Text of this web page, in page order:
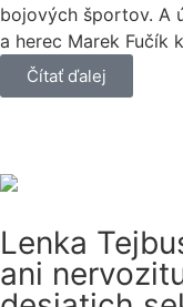
bojových športov. A
a herec Marek Fučík
Čítať ďalej
Lenka
ani